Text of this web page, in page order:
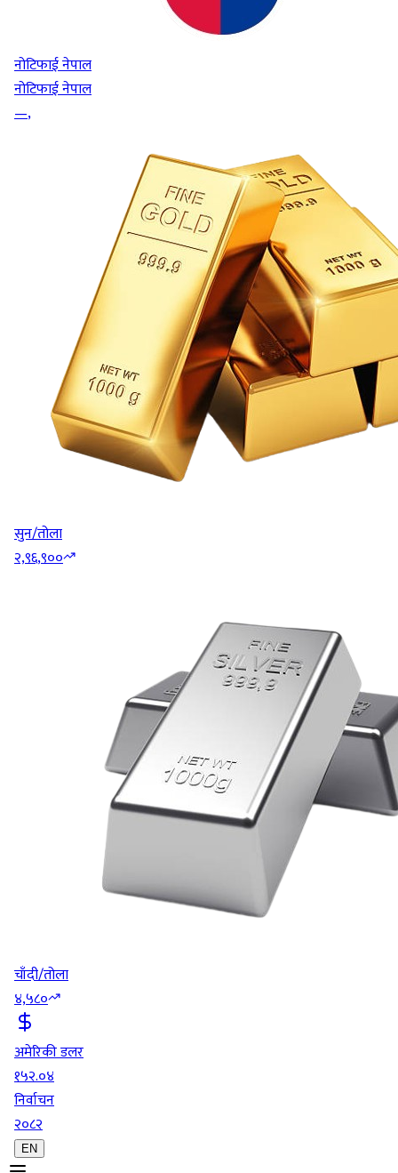
नोटिफाई नेपाल
नोटिफाई नेपाल
—,
सुन/तोला
२,९६,९००
चाँदी/तोला
४,५८०
अमेरिकी डलर
१५२.०४
निर्वाचन
२०८२
EN